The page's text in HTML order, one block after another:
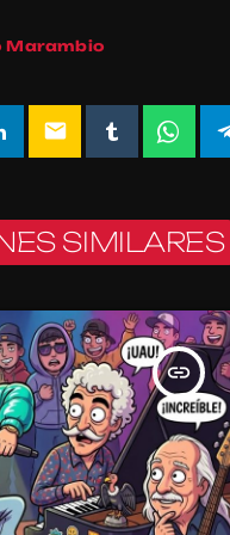
Marambio
email
SIMILARES
insert_link